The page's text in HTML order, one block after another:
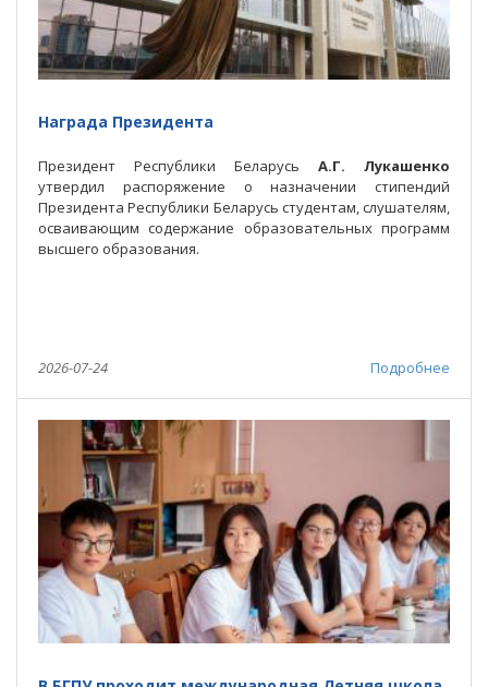
Награда Президента
Президент Республики Беларусь А.Г. Лукашенко
утвердил распоряжение о назначении стипендий
Президента Республики Беларусь студентам, слушателям,
осваивающим содержание образовательных программ
высшего образования.
2026-07-24 Подробнее